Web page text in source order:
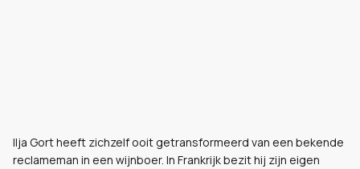
Ilja Gort heeft zichzelf ooit getransformeerd van een bekende
reclameman in een wijnboer. In Frankrijk bezit hij zijn eigen